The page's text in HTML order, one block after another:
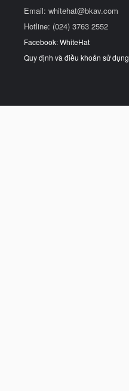
Email: whitehat@bkav.com
Hotline: (024) 3763 2552
Facebook: WhiteHat
Quy định và điều khoản sử dụng